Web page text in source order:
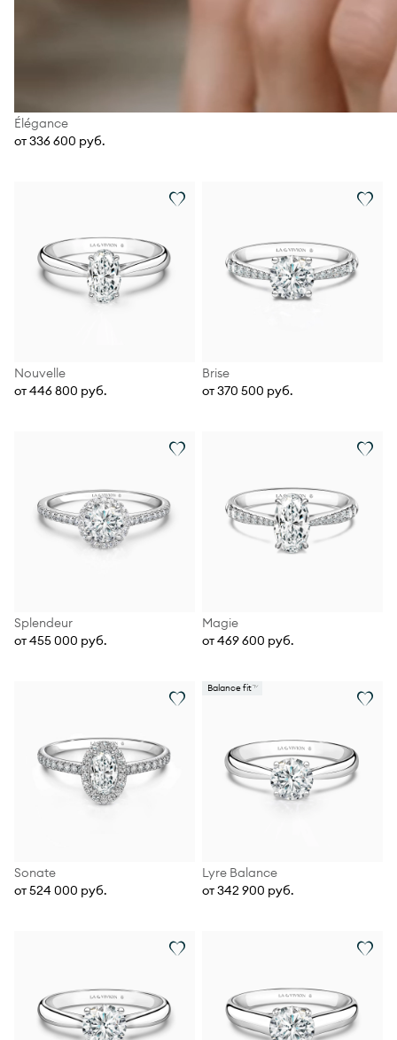
Élégance
от 336 600 руб.
Nouvelle
от 446 800 руб.
Brise
от 370 500 руб.
Splendeur
от 455 000 руб.
Magie
от 469 600 руб.
Sonate
от 524 000 руб.
Balance fit
Lyre Balance
от 342 900 руб.